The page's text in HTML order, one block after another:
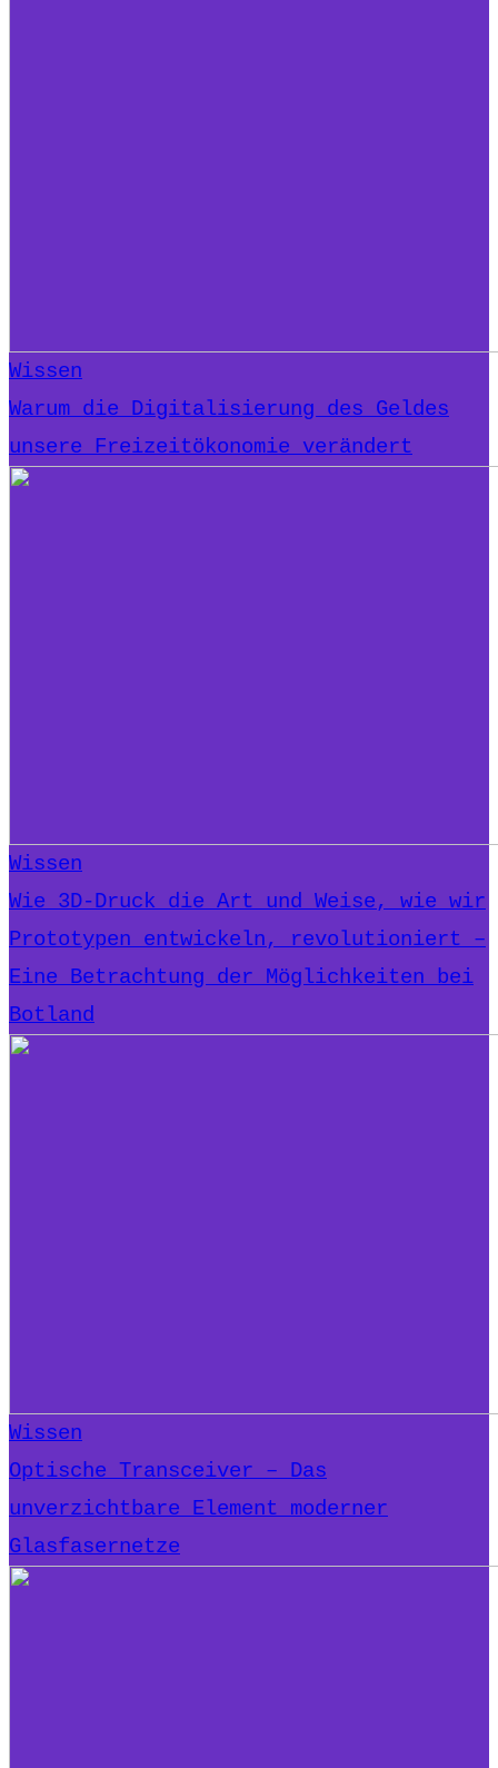
Wissen
Warum die Digitalisierung des Geldes
unsere Freizeitökonomie verändert
Wissen
Wie 3D-Druck die Art und Weise, wie wir
Prototypen entwickeln, revolutioniert –
Eine Betrachtung der Möglichkeiten bei
Botland
Wissen
Optische Transceiver – Das
unverzichtbare Element moderner
Glasfasernetze